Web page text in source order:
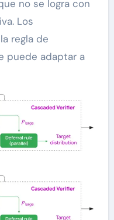
no se logra con
Los
regla de
puede adaptar a